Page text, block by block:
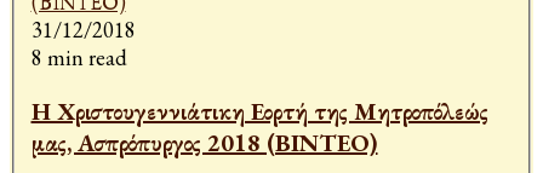
31/12/2018
8 min read
Η Χριστουγεννιάτικη Εορτή της Μητροπόλεώς
μας, Ασπρόπυργος 2018 (ΒΙΝΤΕΟ)